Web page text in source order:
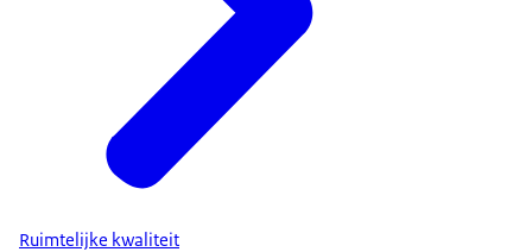
Ruimtelijke kwaliteit